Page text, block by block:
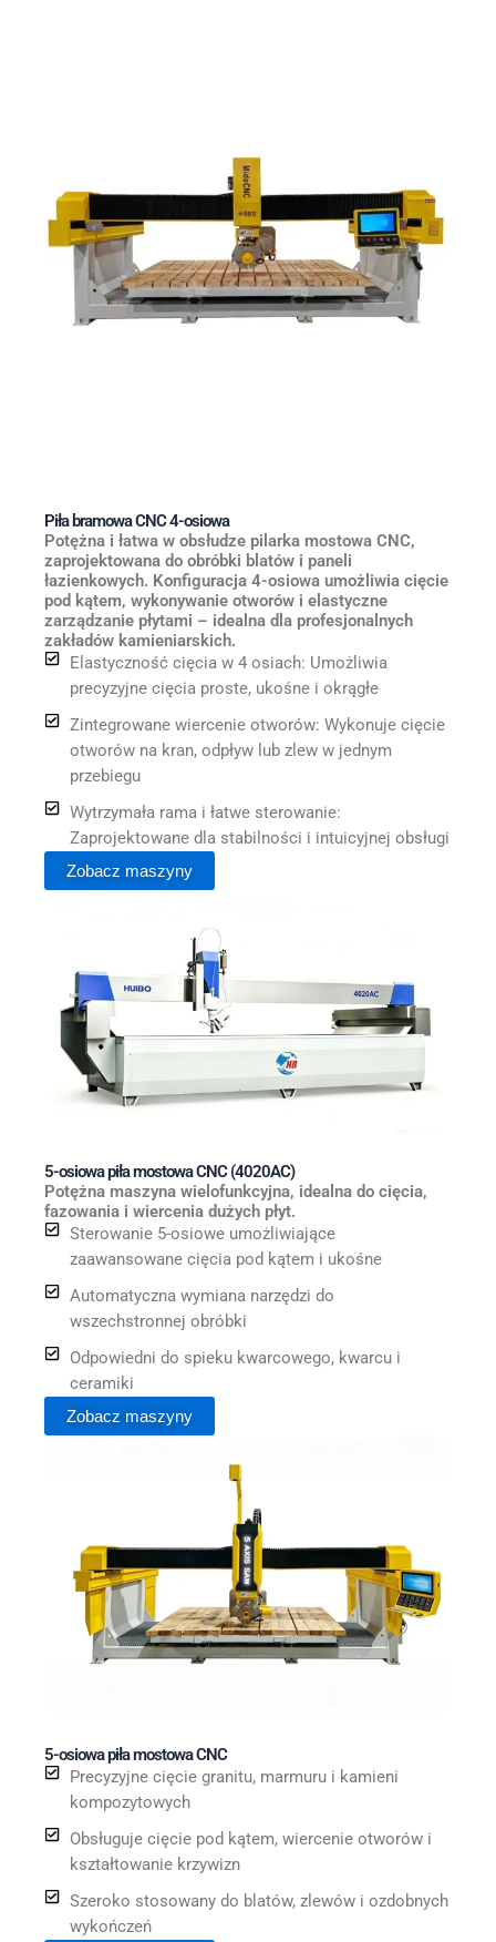
Piła bramowa CNC 4-osiowa
Potężna i łatwa w obsłudze pilarka mostowa CNC,
zaprojektowana do obróbki blatów i paneli
łazienkowych. Konfiguracja 4-osiowa umożliwia cięcie
pod kątem, wykonywanie otworów i elastyczne
zarządzanie płytami – idealna dla profesjonalnych
zakładów kamieniarskich.
Elastyczność cięcia w 4 osiach: Umożliwia
precyzyjne cięcia proste, ukośne i okrągłe
Zintegrowane wiercenie otworów: Wykonuje cięcie
otworów na kran, odpływ lub zlew w jednym
przebiegu
Wytrzymała rama i łatwe sterowanie:
Zaprojektowane dla stabilności i intuicyjnej obsługi
Zobacz maszyny
5-osiowa piła mostowa CNC (4020AC)
Potężna maszyna wielofunkcyjna, idealna do cięcia,
fazowania i wiercenia dużych płyt.
Sterowanie 5-osiowe umożliwiające
zaawansowane cięcia pod kątem i ukośne
Automatyczna wymiana narzędzi do
wszechstronnej obróbki
Odpowiedni do spieku kwarcowego, kwarcu i
ceramiki
Zobacz maszyny
5-osiowa piła mostowa CNC
Precyzyjne cięcie granitu, marmuru i kamieni
kompozytowych
Obsługuje cięcie pod kątem, wiercenie otworów i
kształtowanie krzywizn
Szeroko stosowany do blatów, zlewów i ozdobnych
wykończeń